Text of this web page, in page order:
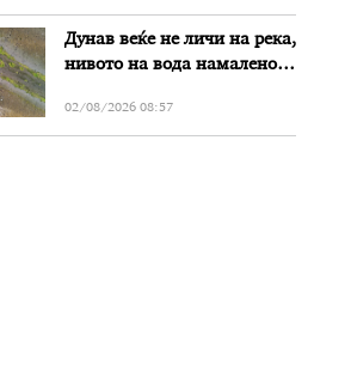
злоупотреби
Дунав веќе не личи на река,
нивото на вода намалено
Бугарија
02/08/2026 08:57